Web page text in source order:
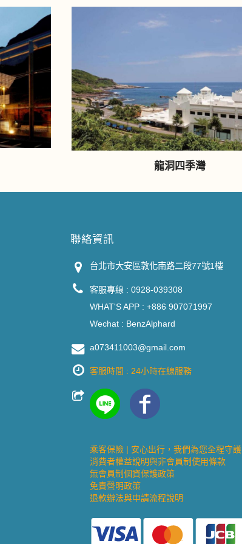
龍洞四季灣
聯絡資訊
台北市大安區敦化南路二段77號1樓
客服專線 : 0928-039308
WHAT'S APP : +886 907071997
Wechat : BenzAlphard
a073411003@gmail.com
客服時間 : 24小時在線服務
乘客保險 | 安心出行，我們為您全程守護
消費者權益說明與非會員制使用條款
無會員制個資保護政策
免責聲明政策
退款辦法與申請流程說明